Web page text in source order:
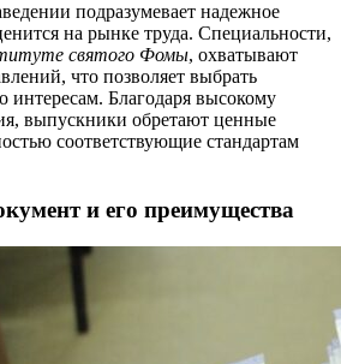
подразумевает надежное
на рынке труда. Специальности,
святого Фомы, охватывают
что позволяет выбрать
интересам. Благодаря высокому
выпускники обретают ценные
соответствующие стандартам
и его преимущества